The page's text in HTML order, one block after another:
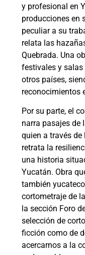
y profesional en
producciones en
peculiar a su
relata las
Quebrada. Una
festivales y salas
otros países,
reconocimientos
Por su parte, el
narra pasajes de
quien a través de
retrata la
una historia
Yucatán. Obra
también
cortometraje de
la sección Foro
selección de
ficción como de
acercarnos a la